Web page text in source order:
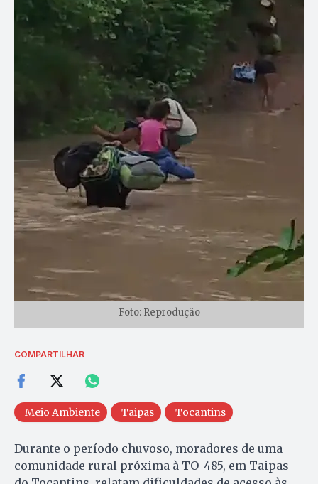
Foto: Reprodução
COMPARTILHAR
Meio Ambiente Taipas Tocantins
Durante o período chuvoso, moradores de uma
comunidade rural próxima à TO-485, em Taipas